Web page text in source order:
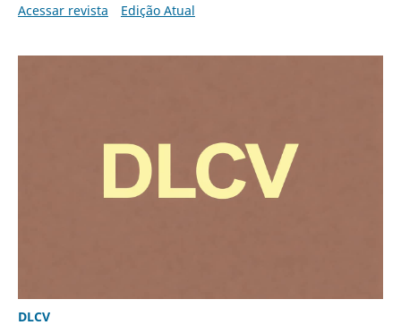
Acessar revista
Edição Atual
DLCV